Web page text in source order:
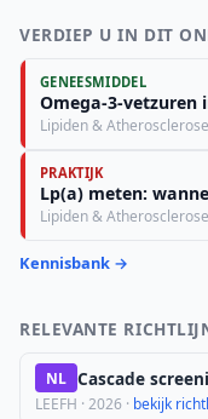
VERDIEP U IN DIT
GENEESMIDDEL
Omega-3-vetzuren
Lipiden & Atherosclerose
PRAKTIJK
Lp(a) meten:
Lipiden & Atherosclerose
Kennisbank →
RELEVANTE
NL Cascade
LEEFH · 2026 · bekijk